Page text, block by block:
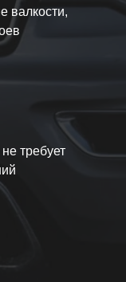
валкости,
требует